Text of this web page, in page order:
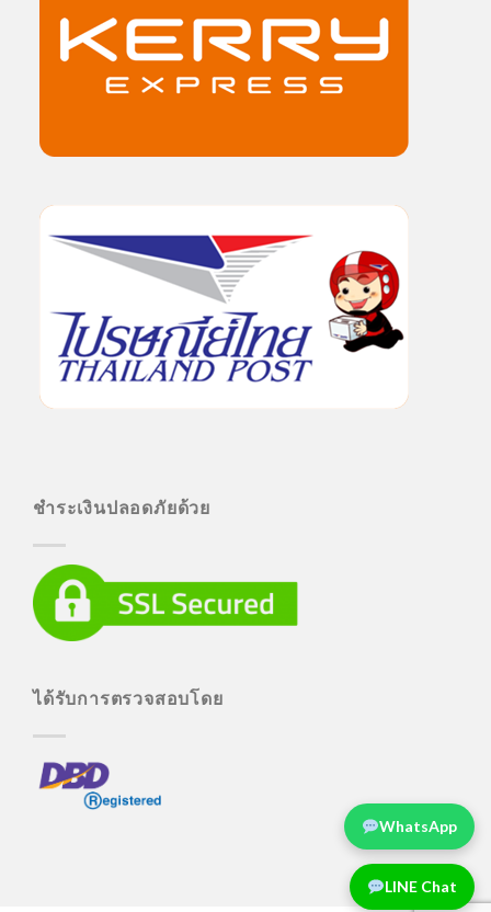
ชำระเงินปลอดภัยด้วย
ได้รับการตรวจสอบโดย
LINE Chat
WhatsApp